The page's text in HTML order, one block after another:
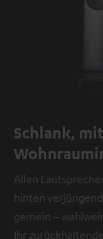
Schlank,
Allen
hinten
gemein –
Ihr